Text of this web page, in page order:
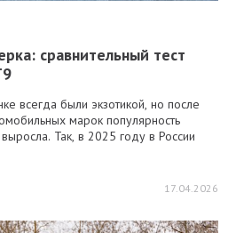
сравнительный тест
всегда были экзотикой, но после
марок популярность
Так, в 2025 году в России
17.04.2026